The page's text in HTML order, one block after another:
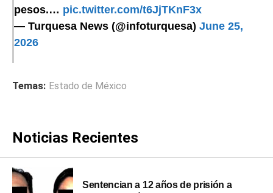
pesos.… pic.twitter.com/t6JjTKnF3x
— Turquesa News (@infoturquesa) June 25,
2026
Temas: Estado de México
Noticias Recientes
Sentencian a 12 años de prisión a